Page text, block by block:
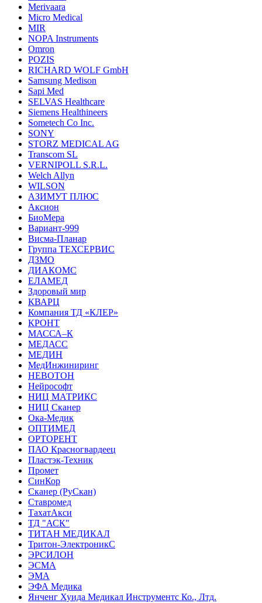
Merivaara
Micro Medical
MIR
NOPA Instruments
Omron
POZIS
RICHARD WOLF GmbH
Samsung Medison
Sapi Med
SELVAS Healthcare
Siemens Healthineers
Sometech Co Inc.
SONY
STORZ MEDICAL AG
Transcom SL
VERNIPOLL S.R.L.
Welch Allyn
WILSON
АЗИМУТ ПЛЮС
Аксион
БиоМера
Вариант-999
Висма-Планар
Группа ТЕХСЕРВИС
ДЗМО
ДИАКОМС
ЕЛАМЕД
Здоровый мир
КВАРЦ
Компания ТД «КЛЕР»
КРОНТ
МАССА–К
МЕДАСС
МЕДИН
МедИнжиниринг
НЕВОТОН
Нейрософт
НИЦ МАТРИКС
НИЦ Сканер
Ока-Медик
ОПТИМЕД
ОРТОРЕНТ
ПАО Красногвардеец
Пластэк-Техник
Промет
СинКор
Сканер (РуСкан)
Ставромед
ТахатАкси
ТД "АСК"
ТИТАН МЕДИКАЛ
Тритон-ЭлектроникС
ЭРСИЛОН
ЭСМА
ЭМА
ЭФА Медика
Янченг Хуида Медикал Инструментс Ко., Лтд.